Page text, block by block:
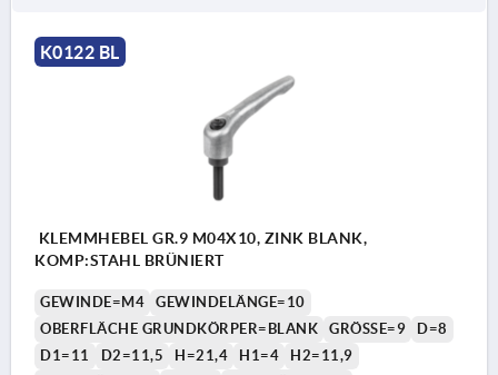
K0122 BL
KLEMMHEBEL GR.9 M04X10, ZINK BLANK,
KOMP:STAHL BRÜNIERT
GEWINDE=M4
GEWINDELÄNGE=10
OBERFLÄCHE GRUNDKÖRPER=BLANK
GRÖSSE=9
D=8
D1=11
D2=11,5 H=21,4 H1=4
H2=11,9